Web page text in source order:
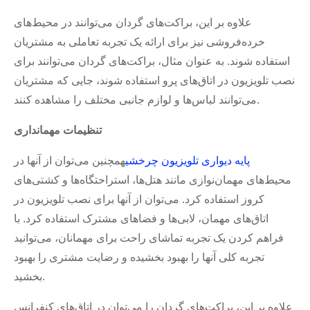
علاوه بر این، براکت‌های گردان می‌توانند در محیط‌های
خرده‌فروشی نیز برای ارائه یک تجربه تعاملی به مشتریان
استفاده شوند. به عنوان مثال، براکت‌های گردان می‌توانند برای
نصب تلویزیون در اتاق‌های پرو استفاده شوند، جایی که مشتریان
می‌توانند لباس‌ها و لوازم جانبی مختلف را مشاهده کنند.
تنظیمات مهمانداری
پایه دیواری تلویزیون چرخشیهمچنین می‌توان از آنها در
محیط‌های مهمان‌نوازی مانند هتل‌ها، استراحتگاه‌ها و کشتی‌های
کروز استفاده کرد. می‌توان از آنها برای نصب تلویزیون در
اتاق‌های مهمان، لابی‌ها و فضاهای مشترک استفاده کرد. با
فراهم کردن یک تجربه تماشای راحت برای مهمانان، می‌توانید
تجربه کلی آنها را بهبود بخشیده و رضایت مشتری را بهبود
بخشید.
علاوه بر این، براکت‌های گردان را می‌توان در اتاق‌های کنفرانس